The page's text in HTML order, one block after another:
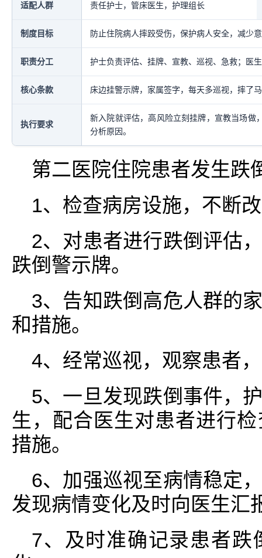
适配人群 责任护士，管床医生，护理组长
制度目标 防止住院病人摔跤受伤，保护病人安全，减少
职责分工 护士负责评估、挂牌、宣教、巡视、急救；医
核心条款 床边挂警示牌，家属签字，每天多巡视，摔了
执行要求
新入院就评估，高风险立刻挂牌，宣教当场做
分析原因。
第二医院住院患者发生跌
1、检查病房设施，不断
2、对患者进行跌倒评估
跌倒警示牌。
3、告知跌倒高危人群的
和措施。
4、经常巡视，观察患者
5、一旦发现跌倒事件，
生，配合医生对患者进行
措施。
6、加强巡视至病情稳定
发现病情变化及时向医生汇
7、及时准确记录患者跌